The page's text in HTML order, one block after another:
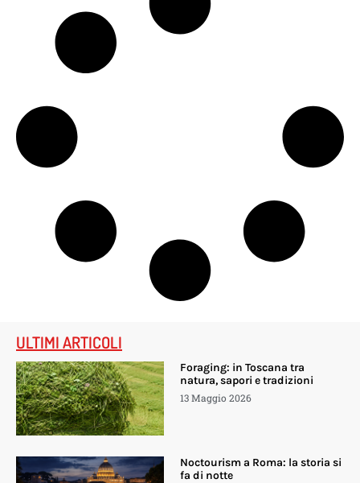
ULTIMI ARTICOLI
Foraging: in Toscana tra
natura, sapori e tradizioni
13 Maggio 2026
Noctourism a Roma: la storia si
fa di notte